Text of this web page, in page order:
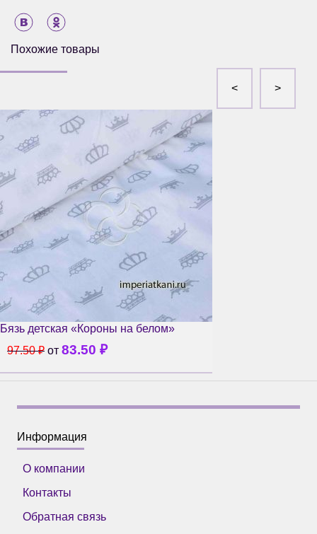
Похожие товары
Бязь детская «Короны на белом»
97.50₽ от 83.50 ₽
Информация
О компании
Контакты
Обратная связь